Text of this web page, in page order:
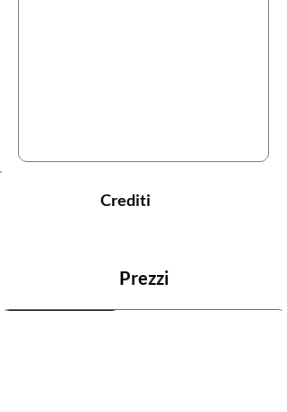
Crediti
Prezzi